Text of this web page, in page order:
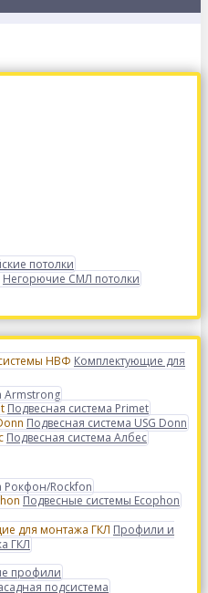
потолки
Негорючие СМЛ потолки
Комплектующие для
Armstrong
Подвесная система Primet
Подвесная система USG Donn
Подвесная система Албес
Рокфон/Rockfon
Подвесные системы Ecophon
Профили и
ГКЛ
профили
подсистема